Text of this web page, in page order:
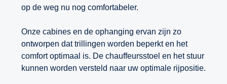
op de weg nu nog comfortabeler.
Onze cabines en de ophanging ervan zijn zo
ontworpen dat trillingen worden beperkt en het
comfort optimaal is. De chauffeursstoel en het stuur
kunnen worden versteld naar uw optimale rijpositie.